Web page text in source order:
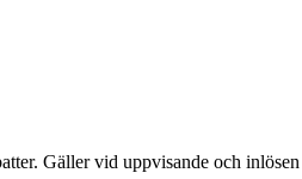
Gäller vid uppvisande och